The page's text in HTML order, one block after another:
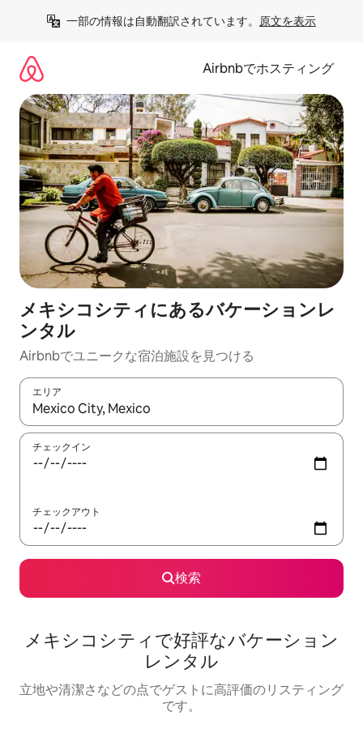
一部の情報は自動翻訳されています。 原文を表示
Airbnbでホスティング
メキシコシティにあるバケーションレ
ンタル
Airbnbでユニークな宿泊施設を見つける
エリア
検索結果が表示されたら、上下の矢印キーを使って移動するか
チェックイン
チェックアウト
検索
メキシコシティで好評なバケーション
レンタル
立地や清潔さなどの点でゲストに高評価のリスティング
です。